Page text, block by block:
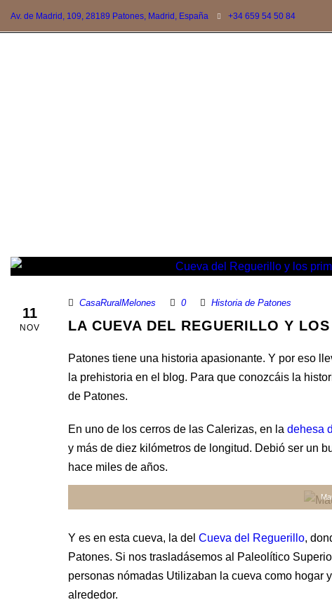
Av. de Madrid, 109, 28189 Patones, Madrid, España +34 659 54 50 84
11
NOV
CasaRuralMelones 0 Historia de Patones
LA CUEVA DEL REGUERILLO Y
Patones tiene una historia apasionante. Y por eso
la prehistoria en el blog. Para que conozcáis la
de Patones.
En uno de los cerros de las Calerizas, en la dehesa
y más de diez kilómetros de longitud. Debió ser un
hace miles de años.
Y es en esta cueva, la del Cueva del Reguerillo,
Patones. Si nos trasladásemos al Paleolítico
personas nómadas Utilizaban la cueva como hogar
alrededor.